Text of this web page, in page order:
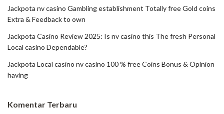
Jackpota nv casino Gambling establishment Totally free Gold coins
Extra & Feedback to own
Jackpota Casino Review 2025: Is nv casino this The fresh Personal
Local casino Dependable?
Jackpota Local casino nv casino 100 % free Coins Bonus & Opinion
having
Komentar Terbaru